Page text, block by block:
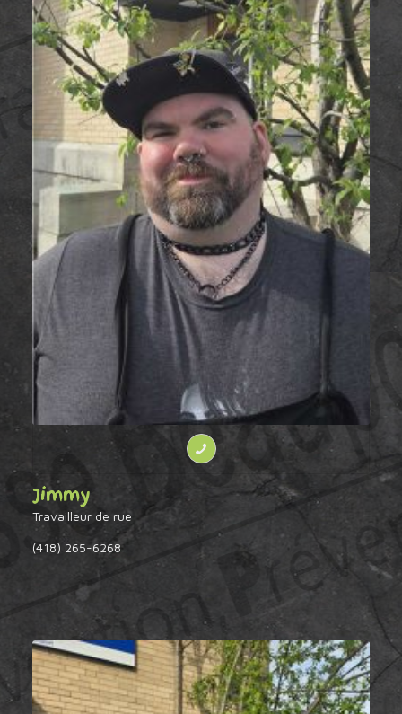
Jimmy
Travailleur de rue
(418) 265-6268